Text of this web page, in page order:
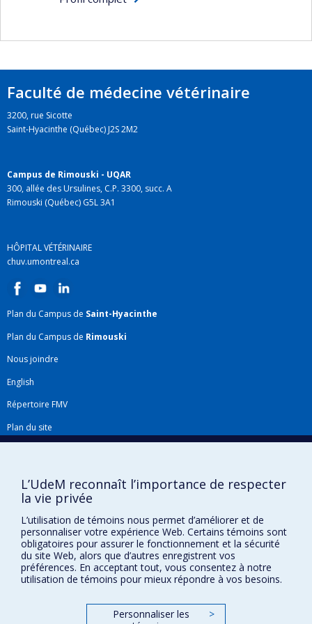
de ces toxines est aussi au programme.
méthodes pour prévenir les effets néfastes des
toxines et/ou protéger à long terme, par la
vaccination ou autre moyens les animaux.
streptocoques.
Faculté de médecine vétérinaire
3200, rue Sicotte
Saint-Hyacinthe (Québec) J2S 2M2
Campus de Rimouski - UQAR
300, allée des Ursulines, C.P. 3300, succ. A
Rimouski (Québec) G5L 3A1
HÔPITAL VÉTÉRINAIRE
chuv.umontreal.ca
Plan du Campus de Saint-Hyacinthe
Plan du Campus de Rimouski
Nous joindre
English
Répertoire FMV
Plan du site
Agenda FMV & calendrier académique
La Faculté de médecine vétérinaire de l'Université de Montréal détient
l'agrément complet de l'AVMAet est membre de l'AAVMC.
L’UdeM reconnaît l’importance de respecter
la vie privée
L’utilisation de témoins nous permet d’améliorer et de
personnaliser votre expérience Web. Certains témoins sont
obligatoires pour assurer le fonctionnement et la sécurité
du site Web, alors que d’autres enregistrent vos
préférences. En acceptant tout, vous consentez à notre
utilisation de témoins pour mieux répondre à vos besoins.
Personnaliser les
>